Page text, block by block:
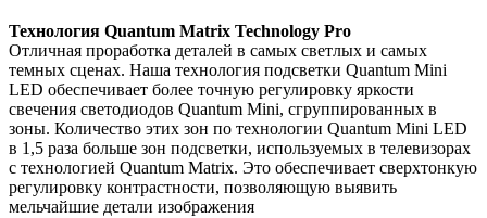
Технология Quantum Matrix Technology Pro
Отличная проработка деталей в самых светлых и самых
темных сценах. Наша технология подсветки Quantum Mini
LED обеспечивает более точную регулировку яркости
свечения светодиодов Quantum Mini, сгруппированных в
зоны. Количество этих зон по технологии Quantum Mini LED
в 1,5 раза больше зон подсветки, используемых в телевизорах
с технологией Quantum Matrix. Это обеспечивает сверхтонкую
регулировку контрастности, позволяющую выявить
мельчайшие детали изображения